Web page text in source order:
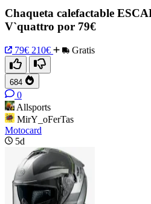
Chaqueta calefactable
V`quattro por 79€
79€ 210€ Gratis
684
0
Allsports
MirY_oFerTas
Motocard
5d